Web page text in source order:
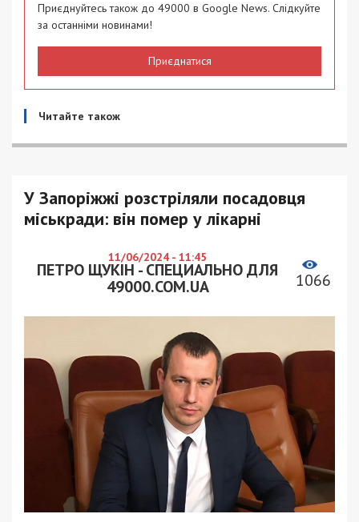
Приєднуйтесь також до 49000 в Google News. Слідкуйте
за останніми новинами!
Приєднатися
Читайте також
У Запоріжжі розстріляли посадовця
міськради: він помер у лікарні
11/06/2024 - 11:45
ПЕТРО ЩУКІН - СПЕЦИАЛЬНО ДЛЯ
49000.COM.UA
1066